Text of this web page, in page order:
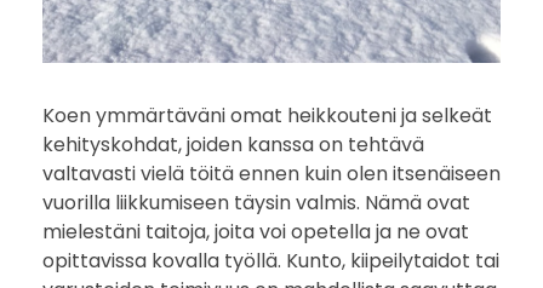
s
i
a
s
e
Koen ymmärtäväni omat heikkouteni ja selkeät
kehityskohdat, joiden kanssa on tehtävä
valtavasti vielä töitä ennen kuin olen itsenäiseen
vuorilla liikkumiseen täysin valmis. Nämä ovat
mielestäni taitoja, joita voi opetella ja ne ovat
opittavissa kovalla työllä. Kunto, kiipeilytaidot tai